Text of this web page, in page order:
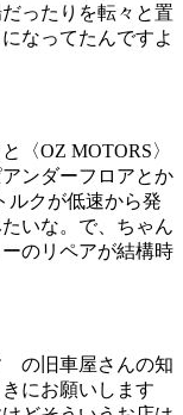
ったりを転々と置
なってたんですよ
〈OZ MOTORS〉
ンダーフロアとか
ルクが低速から発
いな。で、ちゃん
のリペアが結構時
の旧車屋さんの知
にお願いします